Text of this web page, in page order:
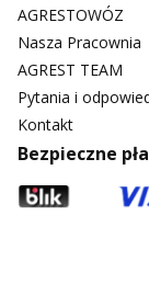
AGRESTOWÓZ
Nasza Pracownia
AGREST TEAM
Pytania i
Kontakt
Bezpieczne